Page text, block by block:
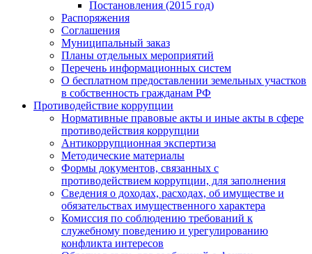
Постановления (2015 год)
Распоряжения
Соглашения
Муниципальный заказ
Планы отдельных мероприятий
Перечень информационных систем
О бесплатном предоставлении земельных участков
в собственность гражданам РФ
Противодействие коррупции
Нормативные правовые акты и иные акты в сфере
противодействия коррупции
Антикоррупционная экспертиза
Методические материалы
Формы документов, связанных с
противодействием коррупции, для заполнения
Сведения о доходах, расходах, об имуществе и
обязательствах имущественного характера
Комиссия по соблюдению требований к
служебному поведению и урегулированию
конфликта интересов